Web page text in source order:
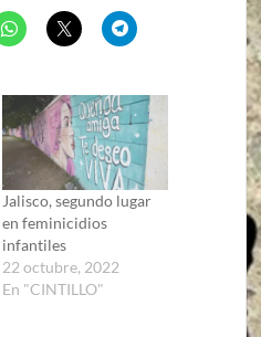
Jalisco, segundo lugar
en feminicidios
infantiles
22 octubre, 2022
En "CINTILLO"